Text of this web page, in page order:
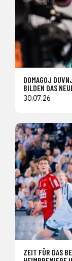
DOMAGOJ
BILDEN DAS
30.07.26
ZEIT FÜR DAS